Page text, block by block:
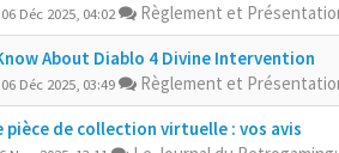
06 Déc 2025, 04:02 Règlement et
About Diablo 4 Divine Intervention
06 Déc 2025, 03:49 Règlement et
pièce de collection virtuelle : vos avis